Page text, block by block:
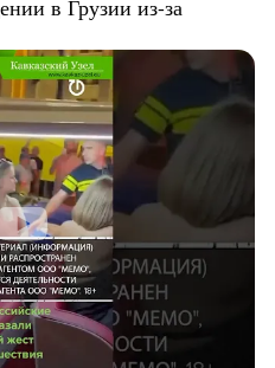
в Грузии из-за